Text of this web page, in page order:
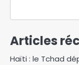
Articles
Haïti : le Tchad